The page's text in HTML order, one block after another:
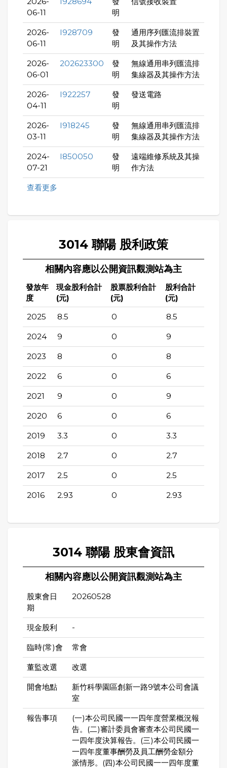
06-11
明
2026-
06-11
I928709
發
明
通用序列匯流排裝置
及其操作方法
2026-
06-01
202623300
發
明
無線通用串列匯流排
集線器及其操作方法
2026-
04-11
I922257
發
明
發送電路
2026-
03-11
I918245
發
明
無線通用串列匯流排
集線器及其操作方法
2024-
07-21
I850050
發
明
遠端維修系統及其操
作方法
查看更多
3014 聯陽 股利政策
相關內容應以公開資訊觀測站為主
發放年
度
現金股利合計
(元)
股票股利合計
(元)
股利合計
(元)
2025 8.5 0 8.5
2024 9 0 9
2023 8 0 8
2022 6 0 6
2021 9 0 9
2020 6 0 6
2019 3.3 0 3.3
2018 2.7 0 2.7
2017 2.5 0 2.5
2016 2.93 0 2.93
3014 聯陽 股東會資訊
相關內容應以公開資訊觀測站為主
股東會日
期
20260528
現金股利 -
臨時(常)會 常會
董監改選 改選
開會地點
新竹科學園區創新一路9號本公司會議
室
報告事項
(一)本公司民國一一四年度營業概況報
告。(二)審計委員會審查本公司民國一
一四年度決算報告。(三)本公司民國一
一四年度董事酬勞及員工酬勞金額分
派情形。(四)本公司民國一一四年度董